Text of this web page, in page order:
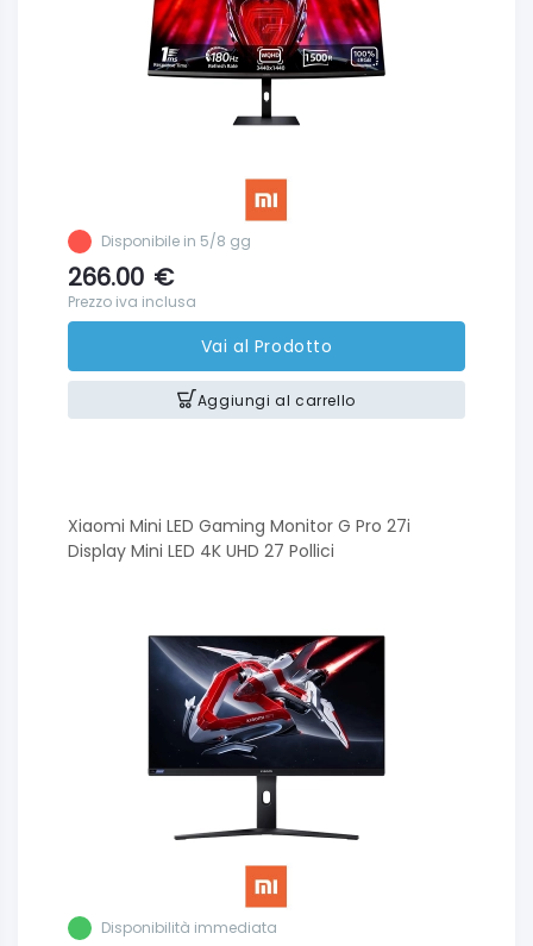
Disponibile in 5/8 gg
266.00 €
Prezzo iva inclusa
Vai al Prodotto
Aggiungi al carrello
Xiaomi Mini LED Gaming Monitor G Pro 27i
Display Mini LED 4K UHD 27 Pollici
Disponibilità immediata